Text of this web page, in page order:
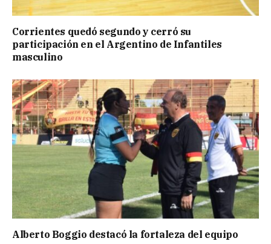
Corrientes quedó segundo y cerró su
participación en el Argentino de Infantiles
masculino
Alberto Boggio destacó la fortaleza del equipo